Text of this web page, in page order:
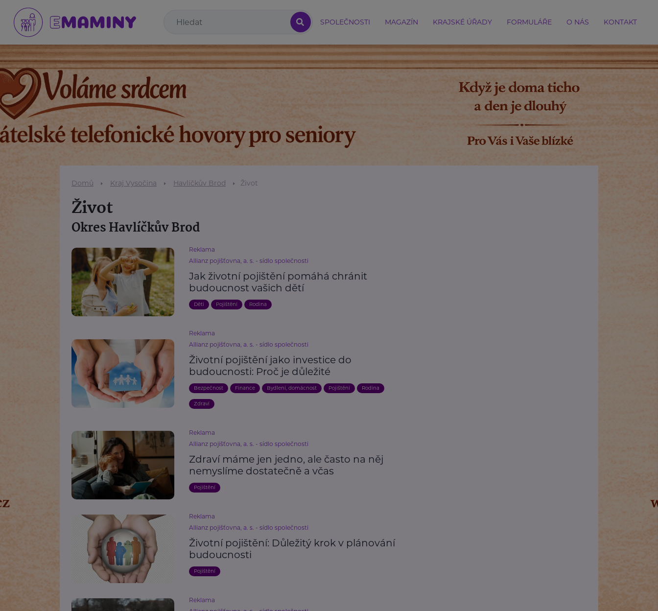
SPOLEČNOSTI MAGAZÍN KRAJSKÉ ÚŘADY FORMULÁŘE O NÁS KONTAKT
Domů Kraj Vysočina Havlíčkův Brod Život
Život
Okres Havlíčkův Brod
Reklama
Allianz pojišťovna, a. s. - sídlo společnosti
Jak životní pojištění pomáhá chránit
budoucnost vašich dětí
Děti Pojištění Rodina
Reklama
Allianz pojišťovna, a. s. - sídlo společnosti
Životní pojištění jako investice do
budoucnosti: Proč je důležité
Bezpečnost Finance Bydlení, domácnost Pojištění Rodina
Zdraví
Reklama
Allianz pojišťovna, a. s. - sídlo společnosti
Zdraví máme jen jedno, ale často na něj
nemyslíme dostatečně a včas
Pojištění
Reklama
Allianz pojišťovna, a. s. - sídlo společnosti
Životní pojištění: Důležitý krok v plánování
budoucnosti
Pojištění
Reklama